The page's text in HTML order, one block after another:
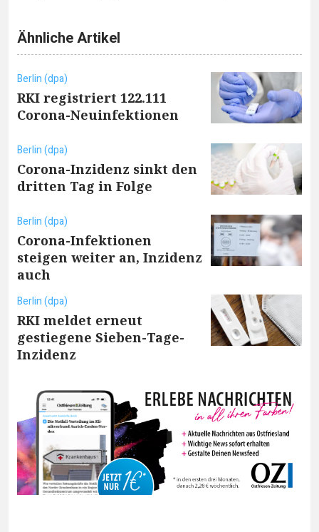
Ähnliche Artikel
Berlin (dpa)
RKI registriert 122.111
Corona-Neuinfektionen
Berlin (dpa)
Corona-Inzidenz sinkt den
dritten Tag in Folge
Berlin (dpa)
Corona-Infektionen
steigen weiter an, Inzidenz
auch
Berlin (dpa)
RKI meldet erneut
gestiegene Sieben-Tage-
Inzidenz